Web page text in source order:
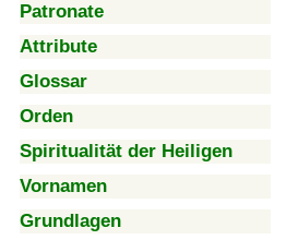
Patronate
Attribute
Glossar
Orden
Spiritualität der Heiligen
Vornamen
Grundlagen